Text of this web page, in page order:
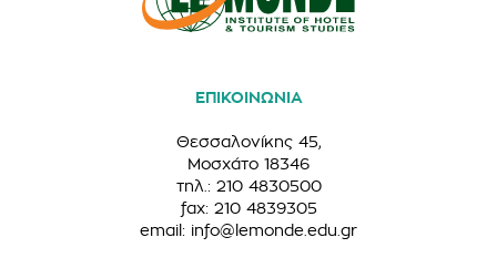
ΕΠΙΚΟΙΝΩΝΙΑ
Θεσσαλονίκης 45,
Μοσχάτο 18346
τηλ.: 210 4830500
fax: 210 4839305
email: info@lemonde.edu.gr